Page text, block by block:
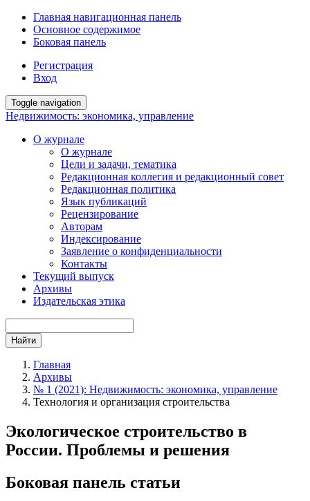
Главная навигационная панель
Основное содержимое
Боковая панель
Регистрация
Вход
Toggle navigation
Недвижимость: экономика, управление
О журнале
О журнале
Цели и задачи, тематика
Редакционная коллегия и редакционный совет
Редакционная политика
Язык публикаций
Рецензирование
Авторам
Индексирование
Заявление о конфиденциальности
Контакты
Текущий выпуск
Архивы
Издательская этика
Найти
Главная
Архивы
№ 1 (2021): Недвижимость: экономика, управление
Технология и организация строительства
Экологическое строительство в
России. Проблемы и решения
Боковая панель статьи